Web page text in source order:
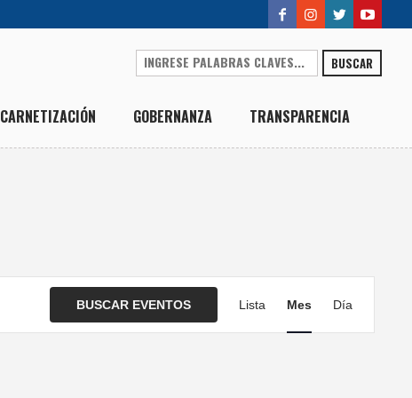
BUSCAR
CARNETIZACIÓN GOBERNANZA TRANSPARENCIA
BUSCAR EVENTOS
DE
VISTAS
Lista Mes Día